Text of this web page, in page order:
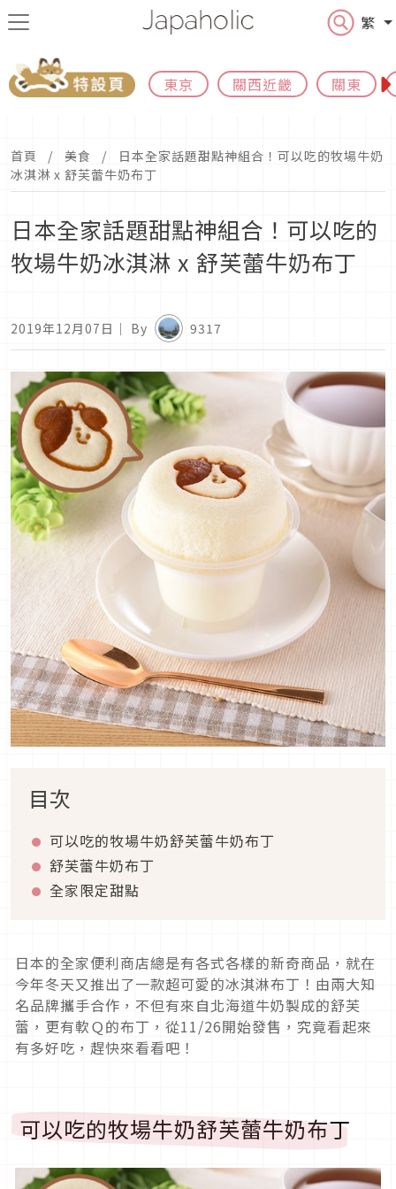
繁
東京 關西近畿 關東
首頁 美食
日本全家話題甜點神組合！可以吃的牧場牛奶
冰淇淋 x 舒芙蕾牛奶布丁
日本全家話題甜點神組合！可以吃的
牧場牛奶冰淇淋 x 舒芙蕾牛奶布丁
2019年12月07日 ｜ By 9317
目次
可以吃的牧場牛奶舒芙蕾牛奶布丁
舒芙蕾牛奶布丁
全家限定甜點
日本的全家便利商店總是有各式各樣的新奇商品，就在
今年冬天又推出了一款超可愛的冰淇淋布丁！由兩大知
名品牌攜手合作，不但有來自北海道牛奶製成的舒芙
蕾，更有軟Ｑ的布丁，從11/26開始發售，究竟看起來
有多好吃，趕快來看看吧！
可以吃的牧場牛奶舒芙蕾牛奶布丁